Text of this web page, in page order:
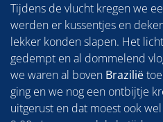
Tijdens de vlucht kregen we
werden er kussentjes en
lekker konden slapen. Het
gedempt en al dommelend
we waren al boven Brazilië
ging en we nog een ontbijtje
uitgerust en dat moest ook